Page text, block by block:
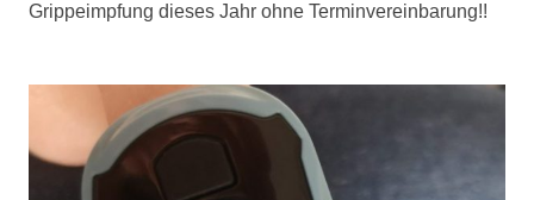
Grippeimpfung dieses Jahr ohne Terminvereinbarung!!